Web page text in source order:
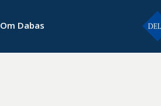
Om Dabas